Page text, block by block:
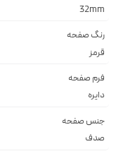
32mm
رنگ صفحه
قرمز
فرم صفحه
دايره
جنس صفحه
صدف